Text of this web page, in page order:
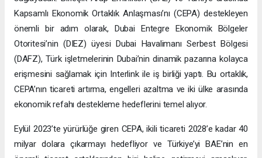
Kapsamlı Ekonomik Ortaklık Anlaşması’nı (CEPA) destekleyen
önemli bir adım olarak, Dubai Entegre Ekonomik Bölgeler
Otoritesi’nin (DIEZ) üyesi Dubai Havalimanı Serbest Bölgesi
(DAFZ), Türk işletmelerinin Dubai’nin dinamik pazarına kolayca
erişmesini sağlamak için Interlink ile iş birliği yaptı. Bu ortaklık,
CEPA’nın ticareti artırma, engelleri azaltma ve iki ülke arasında
ekonomik refahı destekleme hedeflerini temel alıyor.
Eylül 2023’te yürürlüğe giren CEPA, ikili ticareti 2028’e kadar 40
milyar dolara çıkarmayı hedefliyor ve Türkiye’yi BAE’nin en